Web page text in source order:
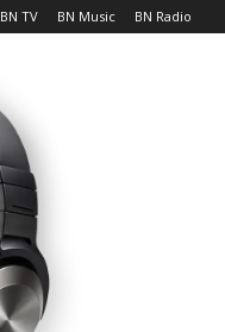
BN TV BN Music BN Radio